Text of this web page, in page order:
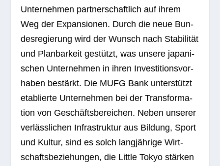
Unter­neh­men part­ner­schaft­lich auf ihrem
Weg der Expan­sio­nen. Durch die neue Bun­
des­re­gie­rung wird der Wunsch nach Sta­bi­li­tät
und Plan­bar­keit gestützt, was unsere japa­ni­
schen Unter­neh­men in ihren Inves­ti­ti­ons­vor­
ha­ben bestärkt. Die MUFG Bank unter­stützt
eta­blierte Unter­neh­men bei der Trans­for­ma­
tion von Geschäfts­be­rei­chen. Neben unse­rer
ver­läss­li­chen Infra­struk­tur aus Bil­dung, Sport
und Kul­tur, sind es solch lang­jäh­rige Wirt­
schafts­be­zie­hun­gen, die Little Tokyo stär­ken